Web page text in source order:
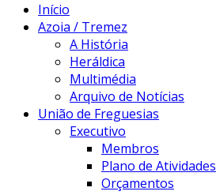
Início
Azoia / Tremez
A História
Heráldica
Multimédia
Arquivo de Notícias
União de Freguesias
Executivo
Membros
Plano de Atividades
Orçamentos